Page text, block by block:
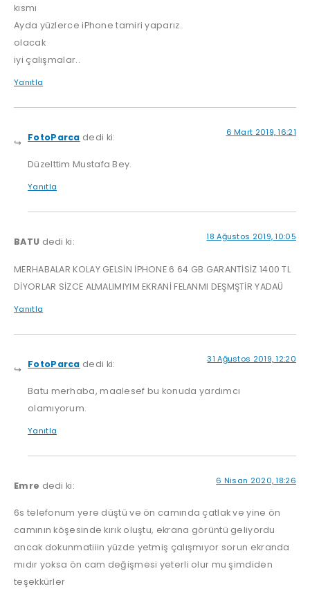
kısmı
Ayda yüzlerce iPhone tamiri yaparız.
olacak
iyi çalışmalar..
Yanıtla
FotoParca dedi ki: 6 Mart 2019, 16:21
Düzelttim Mustafa Bey.
Yanıtla
BATU dedi ki: 18 Ağustos 2019, 10:05
MERHABALAR KOLAY GELSİN İPHONE 6 64 GB GARANTİSİZ 1400 TL
DİYORLAR SİZCE ALMALIMIYIM EKRANİ FELANMI DEŞMŞTİR YADAÜ
Yanıtla
FotoParca dedi ki: 31 Ağustos 2019, 12:20
Batu merhaba, maalesef bu konuda yardımcı
olamıyorum.
Yanıtla
Emre dedi ki: 6 Nisan 2020, 18:26
6s telefonum yere düştü ve ön camında çatlak ve yine ön
camının köşesinde kırık oluştu, ekrana görüntü geliyordu
ancak dokunmatiiin yüzde yetmiş çalışmıyor sorun ekranda
mıdır yoksa ön cam değişmesi yeterli olur mu şimdiden
teşekkürler